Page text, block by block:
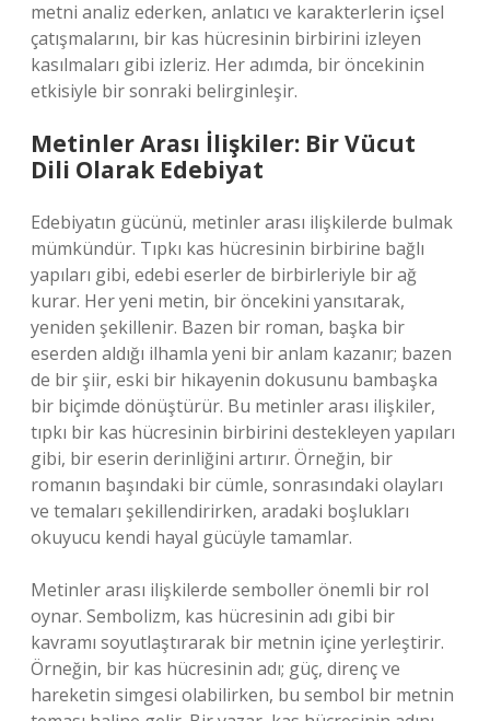
metni analiz ederken, anlatıcı ve karakterlerin içsel
çatışmalarını, bir kas hücresinin birbirini izleyen
kasılmaları gibi izleriz. Her adımda, bir öncekinin
etkisiyle bir sonraki belirginleşir.
Metinler Arası İlişkiler: Bir Vücut
Dili Olarak Edebiyat
Edebiyatın gücünü, metinler arası ilişkilerde bulmak
mümkündür. Tıpkı kas hücresinin birbirine bağlı
yapıları gibi, edebi eserler de birbirleriyle bir ağ
kurar. Her yeni metin, bir öncekini yansıtarak,
yeniden şekillenir. Bazen bir roman, başka bir
eserden aldığı ilhamla yeni bir anlam kazanır; bazen
de bir şiir, eski bir hikayenin dokusunu bambaşka
bir biçimde dönüştürür. Bu metinler arası ilişkiler,
tıpkı bir kas hücresinin birbirini destekleyen yapıları
gibi, bir eserin derinliğini artırır. Örneğin, bir
romanın başındaki bir cümle, sonrasındaki olayları
ve temaları şekillendirirken, aradaki boşlukları
okuyucu kendi hayal gücüyle tamamlar.
Metinler arası ilişkilerde semboller önemli bir rol
oynar. Sembolizm, kas hücresinin adı gibi bir
kavramı soyutlaştırarak bir metnin içine yerleştirir.
Örneğin, bir kas hücresinin adı; güç, direnç ve
hareketin simgesi olabilirken, bu sembol bir metnin